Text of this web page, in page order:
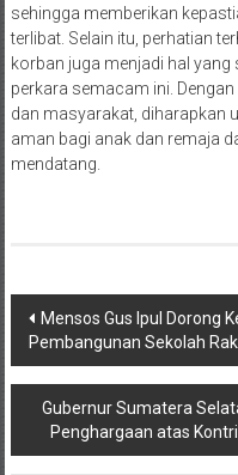
sehingga memberikan
terlibat. Selain itu, perhatian
korban juga menjadi hal
perkara semacam ini.
dan masyarakat, diharapkan
aman bagi anak dan remaja
mendatang.
Navigasi
pos
Mensos Gus Ipul Dorong
Pembangunan Sekolah
Gubernur Sumatera
Penghargaan atas